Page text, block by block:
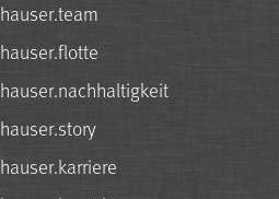
hauser.team
hauser.flotte
hauser.nachhaltigkeit
hauser.story
hauser.karriere